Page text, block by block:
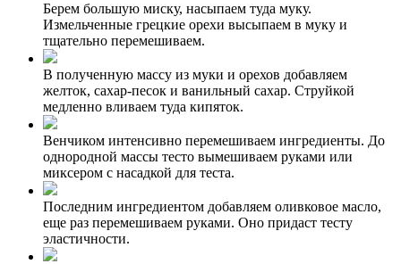
Берем большую миску, насыпаем туда муку.
Измельченные грецкие орехи высыпаем в муку и
тщательно перемешиваем.
В полученную массу из муки и орехов добавляем
желток, сахар-песок и ванильный сахар. Струйкой
медленно вливаем туда кипяток.
Венчиком интенсивно перемешиваем ингредиенты. До
однородной массы тесто вымешиваем руками или
миксером с насадкой для теста.
Последним ингредиентом добавляем оливковое масло,
еще раз перемешиваем руками. Оно придаст тесту
эластичности.